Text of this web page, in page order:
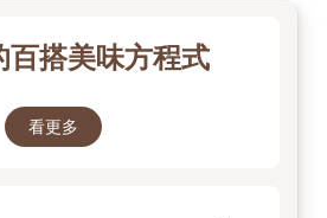
百搭美味方程式
看更多